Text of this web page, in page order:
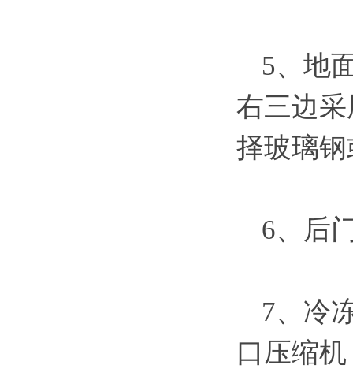
5、地
右三边
择玻璃
6、后
7、冷
口压缩